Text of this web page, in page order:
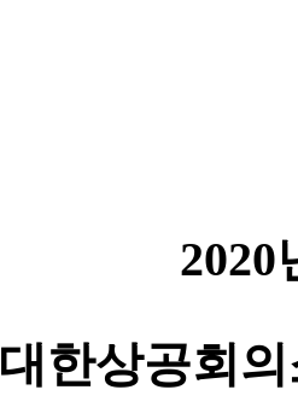
2020
대한상공회